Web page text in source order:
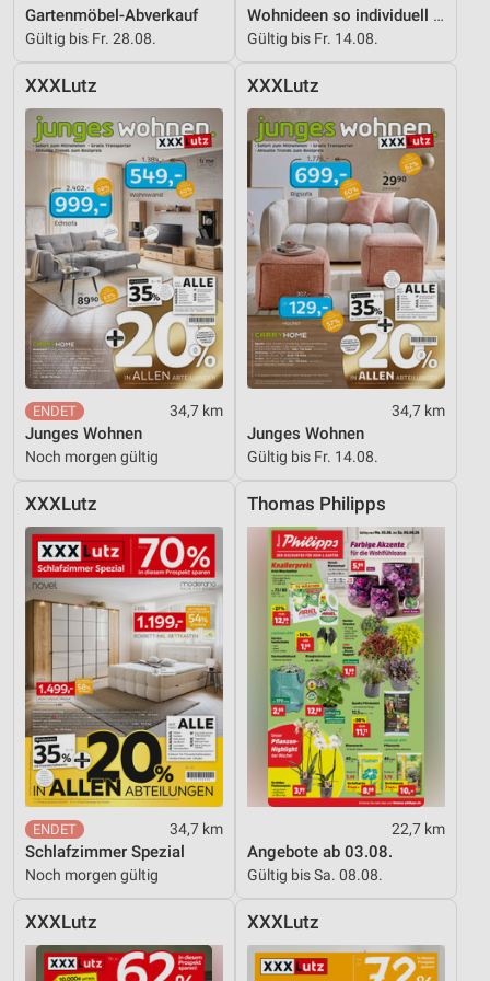
Gartenmöbel-Abverkauf
Gültig bis Fr. 28.08.
Wohnideen so individuell wie du!
Gültig bis Fr. 14.08.
XXXLutz
34,7 km
Junges Wohnen
Noch morgen gültig
XXXLutz
34,7 km
Junges Wohnen
Gültig bis Fr. 14.08.
XXXLutz
34,7 km
Schlafzimmer Spezial
Noch morgen gültig
Thomas Philipps
22,7 km
Angebote ab 03.08.
Gültig bis Sa. 08.08.
XXXLutz XXXLutz
personalisierter Inhalte
Messung der Performance von Inhalten
Analyse von Zielgruppen durch Statistiken oder
Kombinationen von Daten aus verschiedenen
Quellen
Entwicklung und Verbesserung der Angebote
Verwendung reduzierter Daten zur Auswahl von
Inhalten
IAB-Besonderheiten:
Verwendung genauer Standortdaten
Geräte anhand von aktiv angeforderten
Informationen identifizieren
Nicht-IAB-Verarbeitungszwecke:
Notwendig
Performance
Funktional
Werbung